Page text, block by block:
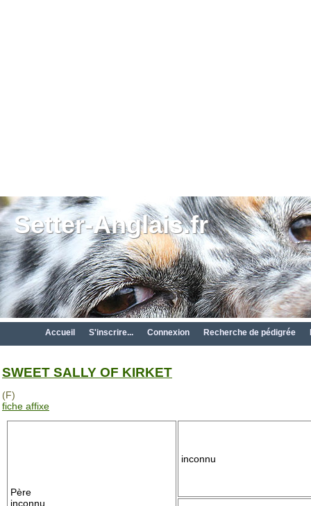
Setter-Anglais.fr
Accueil S'inscrire... Connexion Recherche de pédigrée
SWEET SALLY OF KIRKET
(F)
fiche affixe
Père
inconnu
inconnu